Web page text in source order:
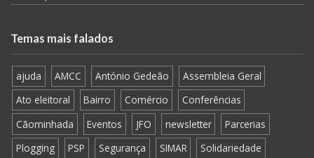
Temas mais falados
ajuda AMCC António Gedeão
Assembleia Geral
Ato eleitoral
Bairro Comércio
Conferências
Cãominhada
Eventos JFO newsletter
Parcerias
Plogging
PSP Segurança SIMAR Solidariedade